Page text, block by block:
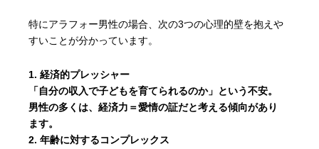
特にアラフォー男性の場合、次の3つの心理的壁を抱えや
すいことが分かっています。
経済的プレッシャー
「自分の収入で子どもを育てられるのか」という不安。
男性の多くは、経済力＝愛情の証だと考える傾向があり
ます。
年齢に対するコンプレックス